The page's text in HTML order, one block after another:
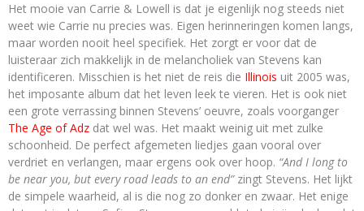
Het mooie van Carrie & Lowell is dat je eigenlijk nog steeds niet
weet wie Carrie nu precies was. Eigen herinneringen komen langs,
maar worden nooit heel specifiek. Het zorgt er voor dat de
luisteraar zich makkelijk in de melancholiek van Stevens kan
identificeren. Misschien is het niet de reis die Illinois uit 2005 was,
het imposante album dat het leven leek te vieren. Het is ook niet
een grote verrassing binnen Stevens’ oeuvre, zoals voorganger
The Age of Adz dat wel was. Het maakt weinig uit met zulke
schoonheid. De perfect afgemeten liedjes gaan vooral over
verdriet en verlangen, maar ergens ook over hoop. “And I long to
be near you, but every road leads to an end”zingt Stevens. Het lijkt
de simpele waarheid, al is die nog zo donker en zwaar. Het enige